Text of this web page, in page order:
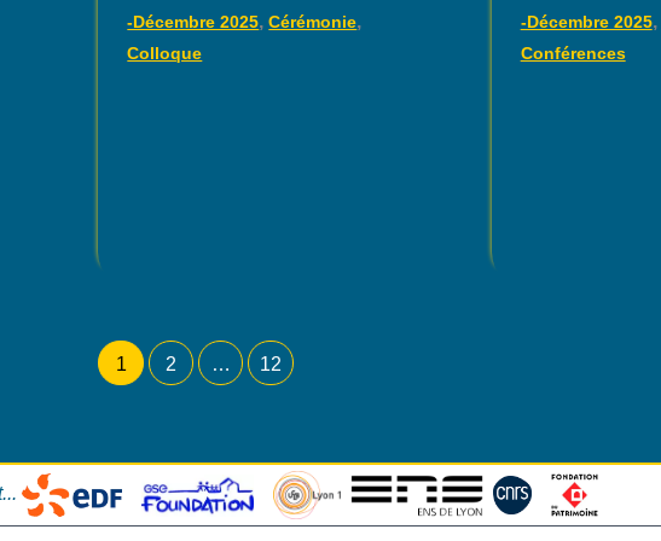
clôture
-Décembre 2025,Cérémonie,
Colloque
-Décembre 2025,
Conférences
1 2 … 12